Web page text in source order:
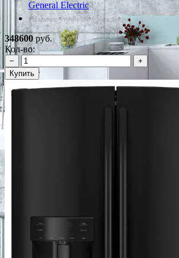
General Electric
*Наличие уточняйте у менеджера
348600руб.
Кол-во:
−
+
Купить